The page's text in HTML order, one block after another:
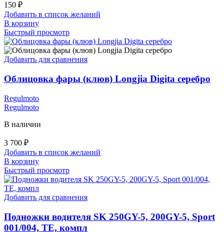
150 ₽
Добавить в список желаний
В корзину
Быстрый просмотр
Добавить для сравнения
Облицовка фары (клюв) Longjia Digita серебро
Regulmoto
Regulmoto
В наличии
3 700 ₽
Добавить в список желаний
В корзину
Быстрый просмотр
Добавить для сравнения
Подножки водителя SK 250GY-5, 200GY-5, Sport
001/004, TE, компл